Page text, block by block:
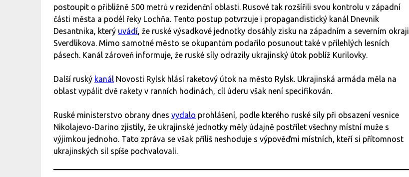
postoupit o přibližně 500 metrů v rezidenční oblasti. Rusové tak rozšířili svou kontrolu v západní
části města a podél řeky Lochňa. Tento postup potvrzuje i propagandistický kanál Dnevnik
Desantnika, který uvádí, že ruské výsadkové jednotky dosáhly zisku na západním a severním okraji
Sverdlikova. Mimo samotné město se okupantům podařilo posunout také v přilehlých lesních
pásech. Kanál zároveň informuje, že ruské síly odrazily ukrajinský útok poblíž Kurilovky.
Další ruský kanál Novosti Rylsk hlásí raketový útok na město Rylsk. Ukrajinská armáda měla na
oblast vypálit dvě rakety v ranních hodinách, cíl úderu však není specifikován.
Ruské ministerstvo obrany dnes vydalo prohlášení, podle kterého ruské síly při obsazení vesnice
Nikolajevo-Darino zjistily, že ukrajinské jednotky měly údajně postřílet všechny místní muže s
výjimkou jednoho. Tato zpráva se však příliš neshoduje s výpověďmi místních, kteří si přítomnost
ukrajinských sil spíše pochvalovali.